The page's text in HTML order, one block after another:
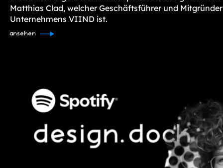
Matthias Clad, welcher Geschäftsführer und
Unternehmens VIIND ist.
ansehen